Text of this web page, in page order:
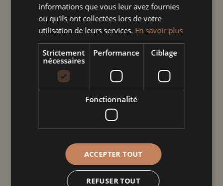
Taille
quantité
Ajouter au panier
Informations
complémentaires
informations que vous leur avez fournies
ou qu'ils ont collectées lors de votre
utilisation de leurs services. En savoir plus
Strictement
nécessaires
Performance Ciblage
Fonctionnalité
ACCEPTER TOUT
REFUSER TOUT